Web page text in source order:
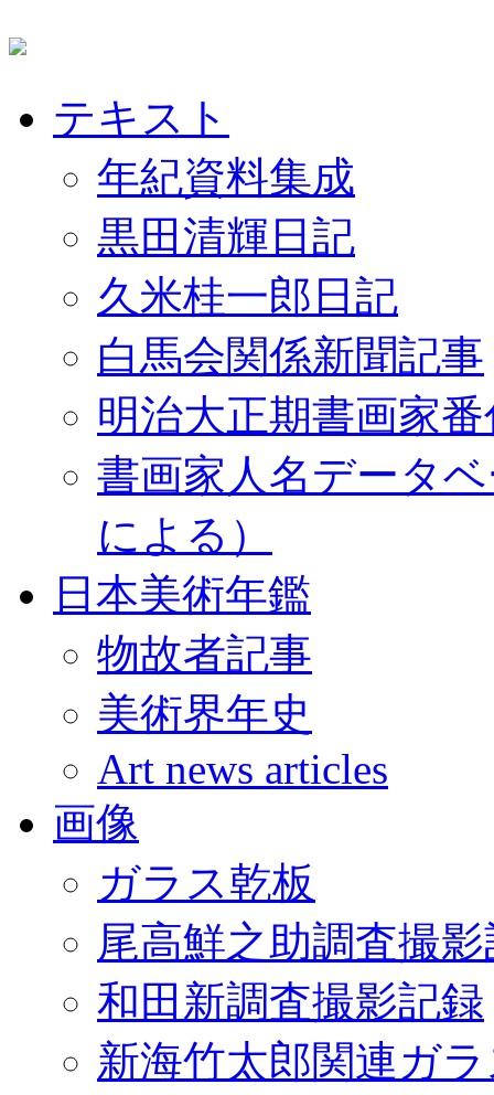
テキスト
年紀資料集成
黒田清輝日記
久米桂一郎日記
白馬会関係新聞記事
明治大正期書画家
書画家人名データ
による）
日本美術年鑑
物故者記事
美術界年史
Art news articles
画像
ガラス乾板
尾高鮮之助調査撮
和田新調査撮影記録
新海竹太郎関連ガ